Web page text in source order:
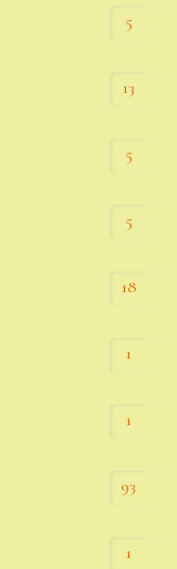
5
13
5
5
18
1
1
93
1